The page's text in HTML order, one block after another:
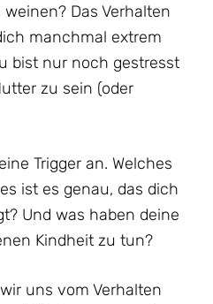
Das Verhalten
manchmal extrem
bist nur noch gestresst
zu sein (oder
Trigger an. Welches
ist es genau, das dich
Und was haben deine
Kindheit zu tun?
uns vom Verhalten